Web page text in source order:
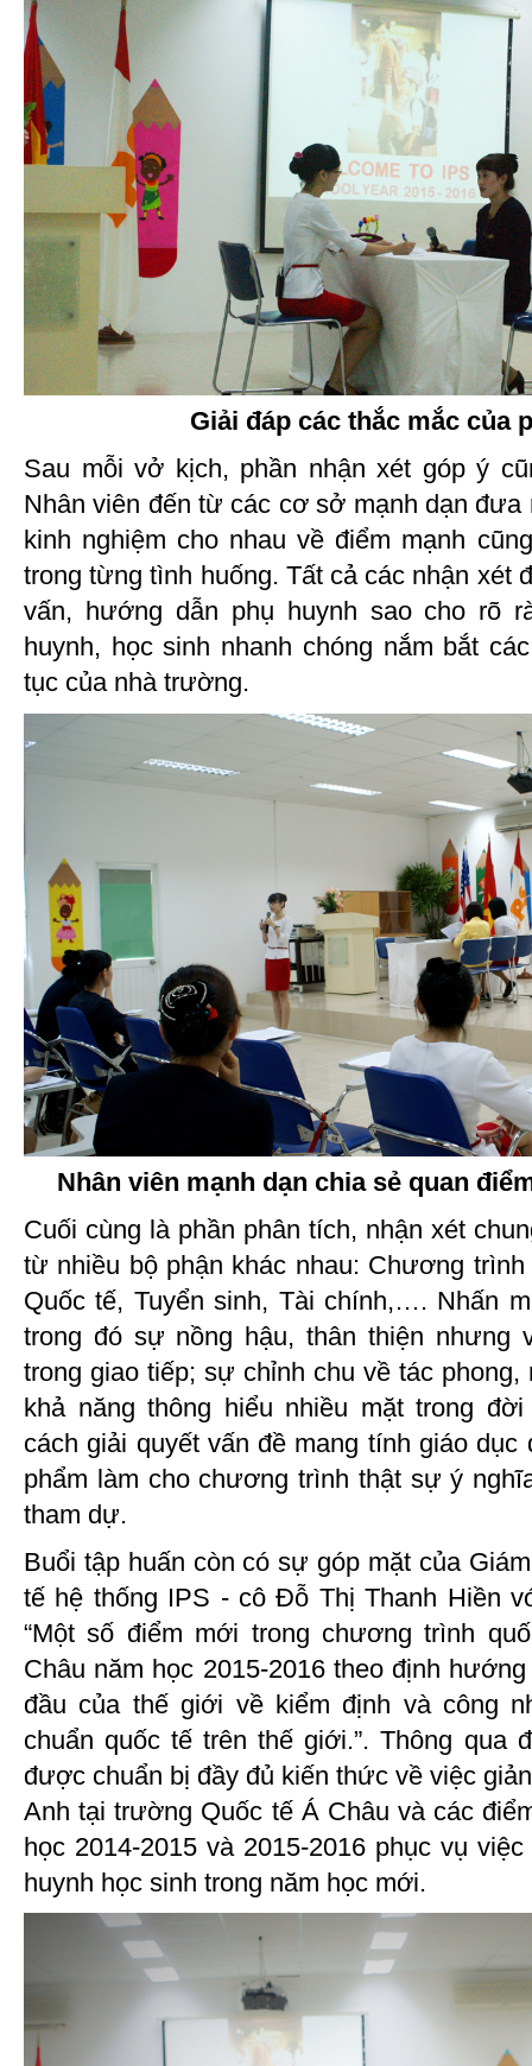
Giải đáp các thắc mắc của
Sau mỗi vở kịch, phần nhận xét góp ý
Nhân viên đến từ các cơ sở mạnh dạn đưa
kinh nghiệm cho nhau về điểm mạnh
trong từng tình huống. Tất cả các nhận xét
vấn, hướng dẫn phụ huynh sao cho rõ
huynh, học sinh nhanh chóng nắm bắt
tục của nhà trường.
Nhân viên mạnh dạn chia sẻ quan
Cuối cùng là phần phân tích, nhận xét
từ nhiều bộ phận khác nhau: Chương
Quốc tế, Tuyển sinh, Tài chính,…. Nhấn
trong đó sự nồng hậu, thân thiện nhưng
trong giao tiếp; sự chỉnh chu về tác
khả năng thông hiểu nhiều mặt trong
cách giải quyết vấn đề mang tính giáo
phẩm làm cho chương trình thật sự ý
tham dự.
Buổi tập huấn còn có sự góp mặt của
tế hệ thống IPS - cô Đỗ Thị Thanh Hiền
“Một số điểm mới trong chương trình
Châu năm học 2015-2016 theo định
đầu của thế giới về kiểm định và công
chuẩn quốc tế trên thế giới.”. Thông qua
được chuẩn bị đầy đủ kiến thức về việc
Anh tại trường Quốc tế Á Châu và các
học 2014-2015 và 2015-2016 phục vụ
huynh học sinh trong năm học mới.